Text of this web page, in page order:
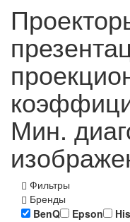
Мин.
Фильтры
Бренды
BenQ
Epson